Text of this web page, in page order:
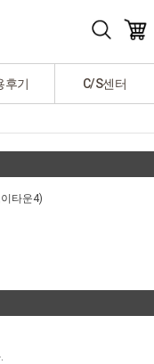
후기 C/S센터
타운4)